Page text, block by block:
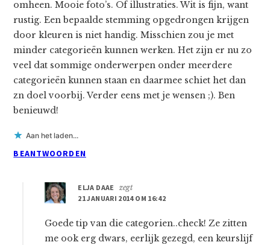
omheen. Mooie foto’s. Of illustraties. Wit is fijn, want
rustig. Een bepaalde stemming opgedrongen krijgen
door kleuren is niet handig. Misschien zou je met
minder categorieën kunnen werken. Het zijn er nu zo
veel dat sommige onderwerpen onder meerdere
categorieën kunnen staan en daarmee schiet het dan
zn doel voorbij. Verder eens met je wensen ;). Ben
benieuwd!
Aan het laden...
BEANTWOORDEN
ELJA DAAE
zegt
21 JANUARI 2014 OM 16:42
Goede tip van die categorien..check! Ze zitten
me ook erg dwars, eerlijk gezegd, een keurslijf